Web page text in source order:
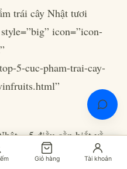
trái cây Nhật tươi
icon=”icon-
5-cuc-pham-trai-cay-
– 5 điều cần biết về
style=”big”
Giỏ hàng Tài khoản